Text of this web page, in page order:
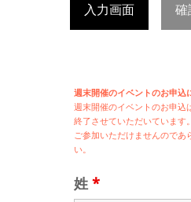
入力画面 確
週末開催のイベントのお申込
週末開催のイベントのお申込
終了させていただいています
ご参加いただけませんのであ
い。
姓 *